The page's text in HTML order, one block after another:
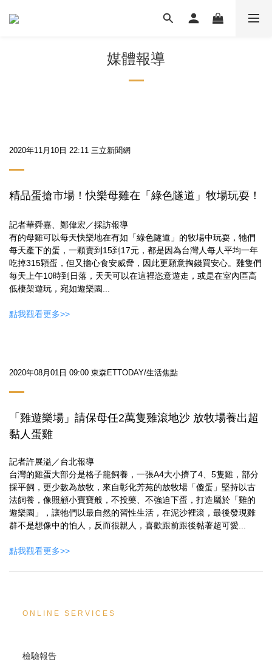
媒體報導
2020年11月10日 22:11 三立新聞網
精品蛋搶市場！快樂母雞在「綠色隧道」牧場玩耍！
記者華舜嘉、鄭偉宏／採訪報導
有的母雞可以每天快樂地在有如「綠色隧道」的牧場中玩耍，牠們
每天產下的蛋，一顆賣到15到17元，都是因為台灣人每人平均一年
吃掉315顆蛋，但又擔心食安威脅，因此更願意掏錢買安心。雞隻們
每天上午10時到日落，天天可以在這裡恣意遊走，或是在室內區高
低棲架遊玩，宛如遊樂園...
點我觀看更多>>
2020年08月01日 09:00 東森ETTODAY/生活焦點
「雞遊樂場」請保母任2萬隻雞滾地沙 放牧場養出超
黏人蛋雞
記者許展溢／台北報導
台灣的雞蛋大部分是格子籠飼養，一張A4大小擠了4、5隻雞，部分
採平飼，更少數為放牧，來自彰化芳苑的放牧場「傻蛋」堅持以古
法飼養，像照顧小寶寶般，不投藥、不強迫下蛋，打造屬於「雞的
遊樂園」，讓牠們以最自然的習性生活，在泥沙裡滾，最後發現雞
群不是想像中的怕人，反而很親人，喜歡跟前跟後黏著超可愛...
點我觀看更多>>
ONLINE SERVICES
檢驗報告